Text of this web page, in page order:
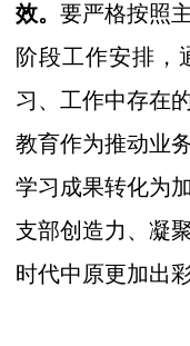
效。 要严格按照
阶段工作安排，
习、工作中存在
教育作为推动业
学习成果转化为
支部创造力、凝
时代中原更加出